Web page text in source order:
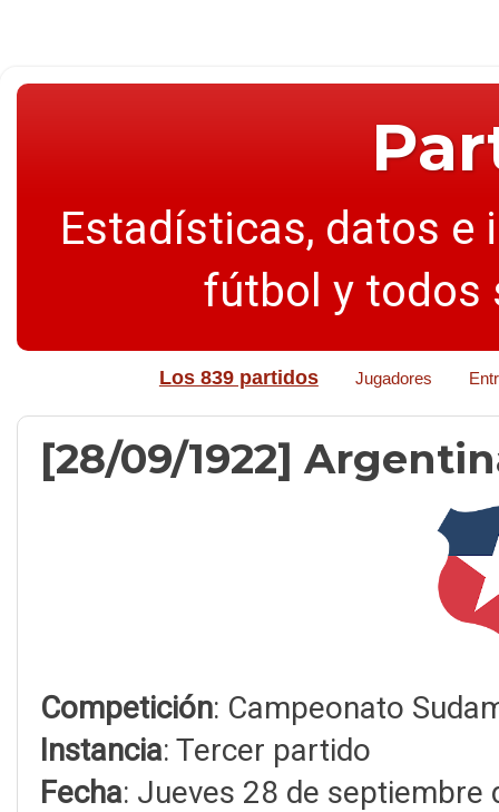
Estadísticas, datos e
fútbol y todos
Los 839 partidos Jugadores
[28/09/1922]
Competición: Campeonato
Instancia: Tercer partido
Fecha: Jueves 28 de septiembre